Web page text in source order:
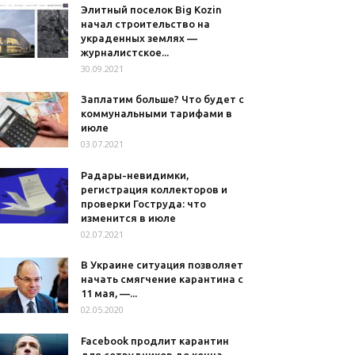
Элитный поселок Big Kozin
начал строительство на
украденных землях —
журналистское...
30.09.2021
Заплатим больше? Что будет с
коммунальными тарифами в
июле
03.07.2021
Радары-невидимки,
регистрация коллекторов и
проверки Гоструда: что
изменится в июле
02.07.2021
В Украине ситуация позволяет
начать смягчение карантина с
11 мая, —...
02.05.2020
Facebook продлит карантин